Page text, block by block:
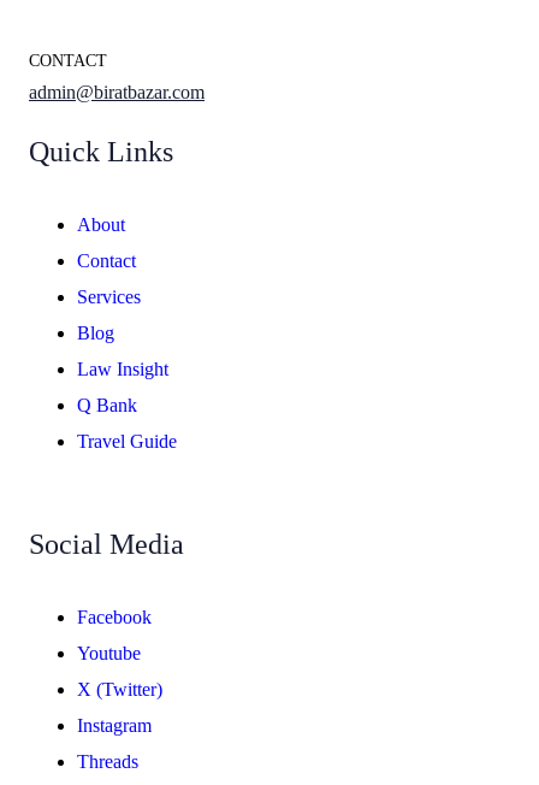
CONTACT
admin@biratbazar.com
Quick Links
About
Contact
Services
Blog
Law Insight
Q Bank
Travel Guide
Social Media
Facebook
Youtube
X (Twitter)
Instagram
Threads